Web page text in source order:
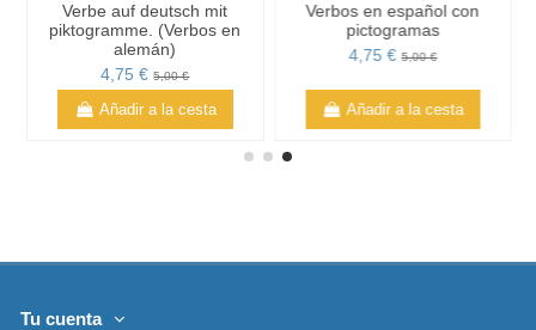
Verbe auf deutsch mit
piktogramme. (Verbos en
alemán)
4,75 € 5,00 €
Añadir a la cesta
Verbos en español con
pictogramas
4,75 €5,00 €
Añadir a la cesta
Tu cuenta